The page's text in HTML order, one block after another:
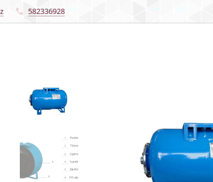
582336928